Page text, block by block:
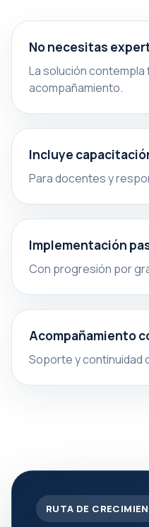
No necesitas
La solución contempla
acompañamiento.
Incluye
Para docentes y
Implementación
Con progresión por
Acompañamiento
Soporte y continuidad
RUTA DE